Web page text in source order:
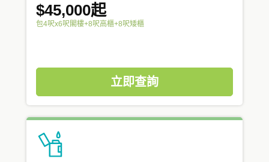
$45,000起
包4呎x6呎閣樓+8呎高櫃+8呎矮櫃
立即查詢